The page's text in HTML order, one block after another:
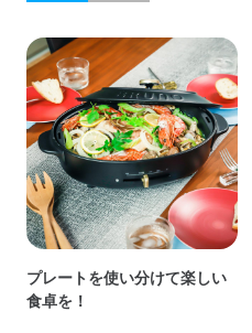
プレートを使い分けて楽しい
食卓を！